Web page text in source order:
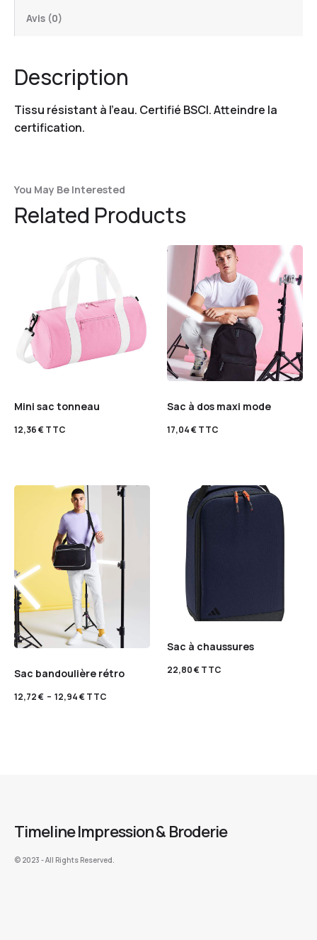
Avis (0)
Description
Tissu résistant à l’eau. Certifié BSCI. Atteindre la
certification.
You May Be Interested
Related Products
Mini sac tonneau
12,36€TTC
Sac à dos maxi mode
17,04€TTC
Sac bandoulière rétro
12,72€ – 12,94€TTC
Sac à chaussures
22,80€TTC
Timeline Impression & Broderie
©️ 2023 - All Rights Reserved.